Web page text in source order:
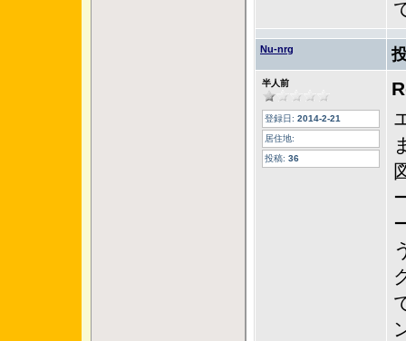
Nu-nrg
半人前
登録日: 2014-2-21
居住地:
投稿: 36